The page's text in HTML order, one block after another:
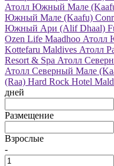
Атолл Южный Мале
Южный Мале (Kaafu)
Южный Ари (Alif Dhaal)
Ozen Life Maadhoo Атолл
Kottefaru Maldives Атолл
Resort & Spa Атолл
Атолл Северный Мале
(Raa) Hard Rock Hotel
дней
Размещение
Взрослые
-